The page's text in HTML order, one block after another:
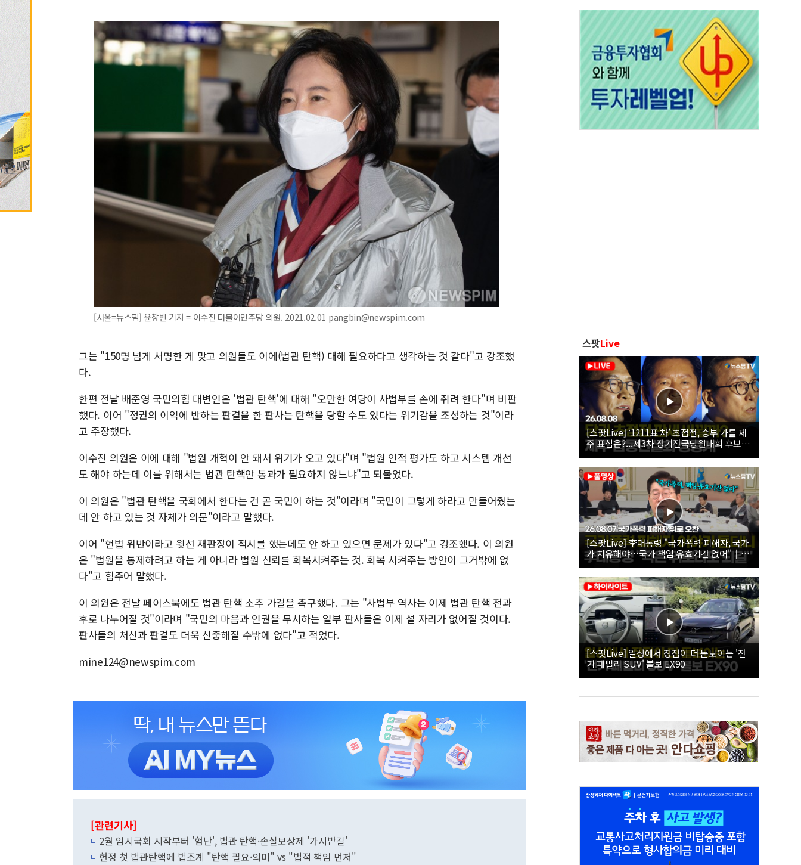
[서울=뉴스핌] 윤창빈 기자 = 이수진 더불어민주당 의원. 2021.02.01 pangbin@newspim.com
그는 "150명 넘게 서명한 게 맞고 의원들도 이에(법관 탄핵) 대해 필요하다고 생각하는 것 같다"고 강조했
다.
한편 전날 배준영 국민의힘 대변인은 '법관 탄핵'에 대해 "오만한 여당이 사법부를 손에 쥐려 한다"며 비판
했다. 이어 "정권의 이익에 반하는 판결을 한 판사는 탄핵을 당할 수도 있다는 위기감을 조성하는 것"이라
고 주장했다.
이수진 의원은 이에 대해 "법원 개혁이 안 돼서 위기가 오고 있다"며 "법원 인적 평가도 하고 시스템 개선
도 해야 하는데 이를 위해서는 법관 탄핵안 통과가 필요하지 않느냐"고 되물었다.
이 의원은 "법관 탄핵을 국회에서 한다는 건 곧 국민이 하는 것"이라며 "국민이 그렇게 하라고 만들어줬는
데 안 하고 있는 것 자체가 의문"이라고 말했다.
이어 "헌법 위반이라고 윗선 재판장이 적시를 했는데도 안 하고 있으면 문제가 있다"고 강조했다. 이 의원
은 "법원을 통제하려고 하는 게 아니라 법원 신뢰를 회복시켜주는 것. 회복 시켜주는 방안이 그거밖에 없
다"고 힘주어 말했다.
이 의원은 전날 페이스북에도 법관 탄핵 소추 가결을 촉구했다. 그는 "사법부 역사는 이제 법관 탄핵 전과
후로 나누어질 것"이라며 "국민의 마음과 인권을 무시하는 일부 판사들은 이제 설 자리가 없어질 것이다.
판사들의 처신과 판결도 더욱 신중해질 수밖에 없다"고 적었다.
mine124@newspim.com
[관련기사]
2월 임시국회 시작부터 '험난', 법관 탄핵·손실보상제 '가시밭길'
헌정 첫 법관탄핵에 법조계 "탄핵 필요·의미" vs "법적 책임 먼저"
스팟Live
[스팟Live] ‘1211표 차’ 초접전, 승부 가를 제
주 표심은?...제3차 정기전국당원대회 후보자
제주 합동연설회 생중계 | 26.08.08
[스팟Live] 李대통령 "국가폭력 피해자, 국가
가 치유해야…국가 책임 유효기간 없어"｜
26.08.07 국가폭력 피해자 위로 오찬
[스팟Live] 일상에서 장점이 더 돋보이는 '전
기 패밀리 SUV' 볼보 EX90